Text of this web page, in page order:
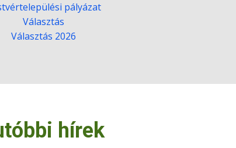
pályázat
Választás
Választás 2026
hírek